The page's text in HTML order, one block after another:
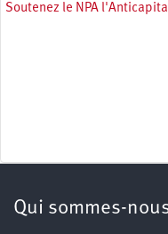
Soutenez le NPA
Qui sommes-